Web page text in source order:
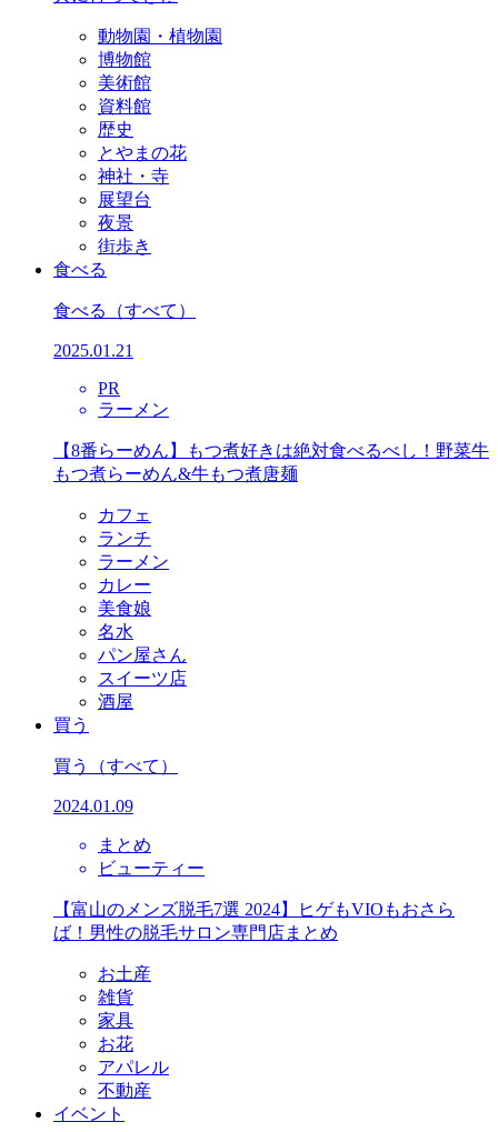
動物園・植物園
博物館
美術館
資料館
歴史
とやまの花
神社・寺
展望台
夜景
街歩き
食べる
食べる （すべて）
2025.01.21
PR
ラーメン
【8番らーめん】もつ煮好きは絶対食べるべし！野菜牛
もつ煮らーめん&牛もつ煮唐麺
カフェ
ランチ
ラーメン
カレー
美食娘
名水
パン屋さん
スイーツ店
酒屋
買う
買う （すべて）
2024.01.09
まとめ
ビューティー
【富山のメンズ脱毛7選 2024】ヒゲもVIOもおさら
ば！男性の脱毛サロン専門店まとめ
お土産
雑貨
家具
お花
アパレル
不動産
イベント